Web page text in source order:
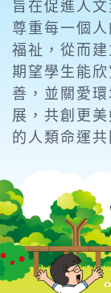
旨在促進人
尊重每一個
福祉，從而
期望學生能
善，並關愛
展，共創更
的人類命運